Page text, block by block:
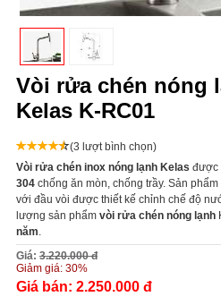
Vòi rửa chén nóng
Kelas K-RC01
(3 lượt bình chọn)
Vòi rửa chén inox nóng lạnh Kelas được
304 chống ăn mòn, chống trầy. Sản
với đầu vòi được thiết kế chỉnh chế độ
lượng sản phẩm vòi rửa chén nóng lạnh
năm
Giá: 3.220.000 đ
Giảm giá: 30%
Giá bán: 2.250.000 đ